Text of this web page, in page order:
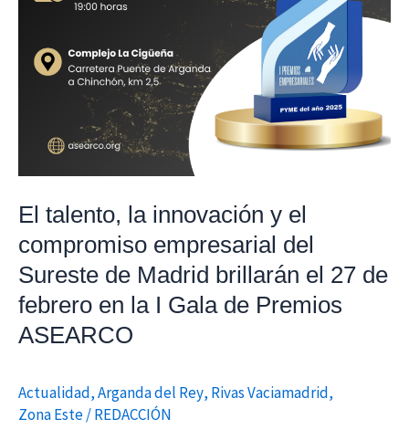
El talento, la innovación y el
compromiso empresarial del
Sureste de Madrid brillarán el 27 de
febrero en la I Gala de Premios
ASEARCO
Actualidad,Arganda del Rey, Rivas Vaciamadrid,
Zona Este/REDACCIÓN
Sureste
de
27
febrero
en
la
I
Gala
ASEARCO